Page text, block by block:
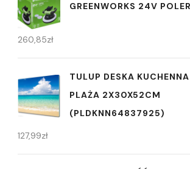
GREENWORKS 24V
260,85zł
TULUP DESKA
PLAŻA 2X30X52CM
(PLDKNN64837925)
127,99zł